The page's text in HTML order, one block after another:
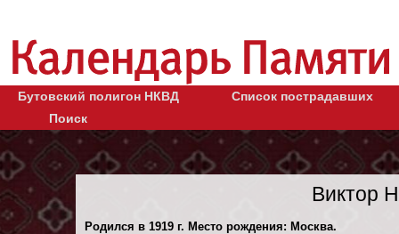
Бутовский полигон НКВД
Список пострадавших
Поиск
Виктор
Родился в 1919 г. Место рождения: Москва.